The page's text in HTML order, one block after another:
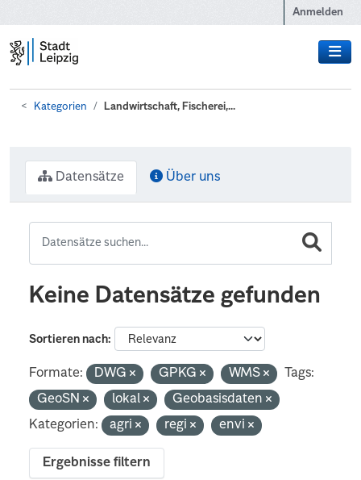
Anmelden
Kategorien Landwirtschaft, Fischerei,...
Datensätze Über uns
Keine Datensätze gefunden
Sortieren nach
Formate: DWG GPKG WMS
Tags:
GeoSN
lokal
Geobasisdaten
Kategorien:
agri regi envi
Ergebnisse filtern